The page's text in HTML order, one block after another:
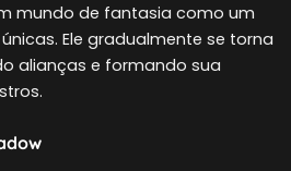
mundo de fantasia como um
Ele gradualmente se torna
alianças e formando sua